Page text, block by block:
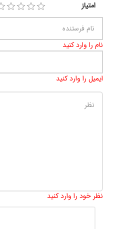
امتیاز
نام را وارد کنید
ایمیل را وارد کنید
نظر خود را وارد کنید